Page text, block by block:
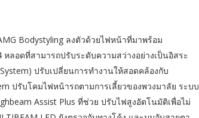
Bodystyling ลงตัวด้วยไฟหน้าที่มาพร้อม
ลอดที่สามารถปรับระดับความสว่างอย่างเป็นอิสระ
ปรับเปลี่ยนการทำงานให้สอดคล้องกับ
ปรับโคมไฟหน้ารถตามการเลี้ยวของพวงมาลัย ระบบ
Assist Plus ที่ช่วย ปรับไฟสูงอัตโนมัติเพื่อไม่